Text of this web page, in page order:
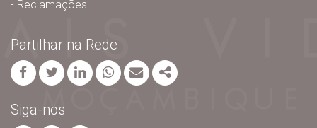
Reclamações
Partilhar na Rede
Facebook
TwitterLinkedinwhatsapp
EmailShare
Siga-nos